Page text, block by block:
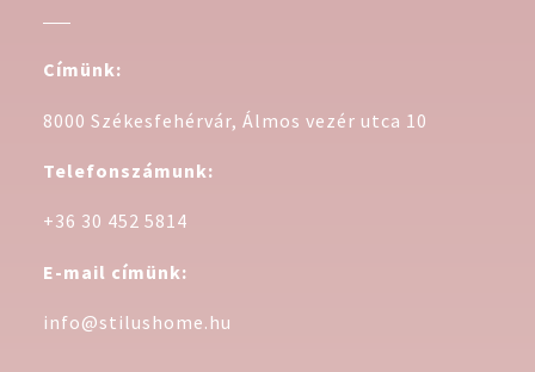
Címünk:
8000 Székesfehérvár, Álmos vezér utca 10
Telefonszámunk:
+36 30 452 5814
E-mail címünk:
info@stilushome.hu